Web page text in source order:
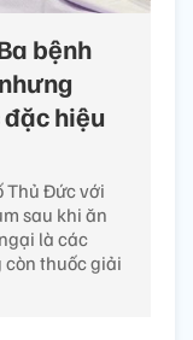
bệnh
hiệu
Thủ Đức với
sau khi ăn
là các
còn thuốc giải